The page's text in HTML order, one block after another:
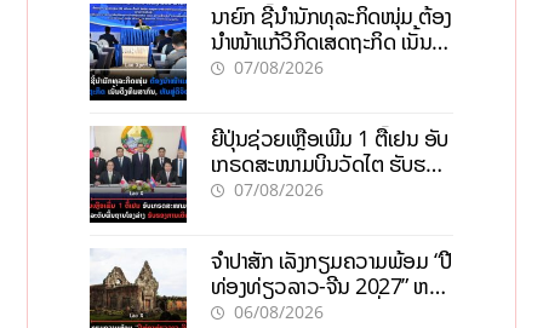
ນາຍົກ ຊີ້ນຳນັກທຸລະກິດໜຸ່ມ ຕ້ອງ
ນຳໜ້າແກ້ວິກິດເສດຖະກິດ ເນັ້ນດຶງ
ທຶນສາກົນ, ຫັນສູ່ດິຈິຕອນ
07/08/2026
ຍີ່ປຸ່ນຊ່ວຍເຫຼືອເພີ່ມ 1 ຕື້ເຢນ ອັບ
ເກຣດສະໜາມບິນວັດໄຕ ຮັບຮອງ
ການເຕີບໂຕ
07/08/2026
ຈຳປາສັກ ເລັ່ງກຽມຄວາມພ້ອມ “ປີ
ທ່ອງທ່ຽວລາວ-ຈີນ 2027” ຫວັງ
ກະຕຸ້ນເສດຖະກິດທ້ອງຖິ່ນ
06/08/2026